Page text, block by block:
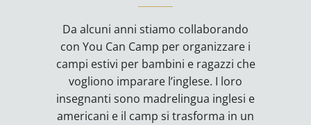
Da alcuni anni stiamo collaborando
con You Can Camp per organizzare i
campi estivi per bambini e ragazzi che
vogliono imparare l’inglese. I loro
insegnanti sono madrelingua inglesi e
americani e il camp si trasforma in un